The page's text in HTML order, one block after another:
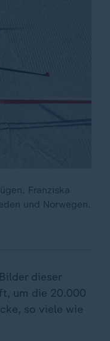
Franziska
und Norwegen.
dieser
um die 20.000
so viele wie